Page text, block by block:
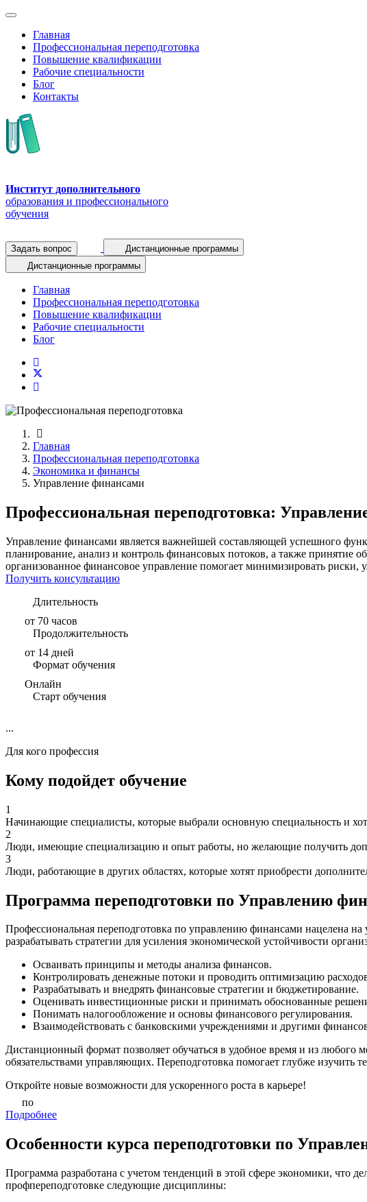
Главная
Профессиональная переподготовка
Повышение квалификации
Рабочие специальности
Блог
Контакты
Институт дополнительного
образования и профессионального
обучения
Задать вопрос
Дистанционные программы
Дистанционные программы
Главная
Профессиональная переподготовка
Повышение квалификации
Рабочие специальности
Блог
Главная
Профессиональная переподготовка
Экономика и финансы
Управление финансами
Профессиональная переподготовка:
Управление финансами является важнейшей составляющей успешного
планирование, анализ и контроль финансовых потоков, а также принятие
организованное финансовое управление помогает минимизировать
Получить консультацию
Длительность
от 70 часов
Продолжительность
от 14 дней
Формат обучения
Онлайн
Старт обучения
...
Для кого профессия
Кому подойдет обучение
1
Начинающие специалисты, которые выбрали основную специальность и
2
Люди, имеющие специализацию и опыт работы, но желающие получить
3
Люди, работающие в других областях, которые хотят приобрести
Программа переподготовки по Управлению
Профессиональная переподготовка по управлению финансами нацелена
разрабатывать стратегии для усиления экономической устойчивости
Осваивать принципы и методы анализа финансов.
Контролировать денежные потоки и проводить оптимизацию
Разрабатывать и внедрять финансовые стратегии и бюджетирование.
Оценивать инвестиционные риски и принимать обоснованные
Понимать налогообложение и основы финансового регулирования.
Взаимодействовать с банковскими учреждениями и другими
Дистанционный формат позволяет обучаться в удобное время и из
обязательствами управляющих. Переподготовка помогает глубже изучить
Откройте новые возможности для ускоренного роста в карьере!
по
Подробнее
Особенности курса переподготовки по
Программа разработана с учетом тенденций в этой сфере экономики, что
профпереподготовке следующие дисциплины: